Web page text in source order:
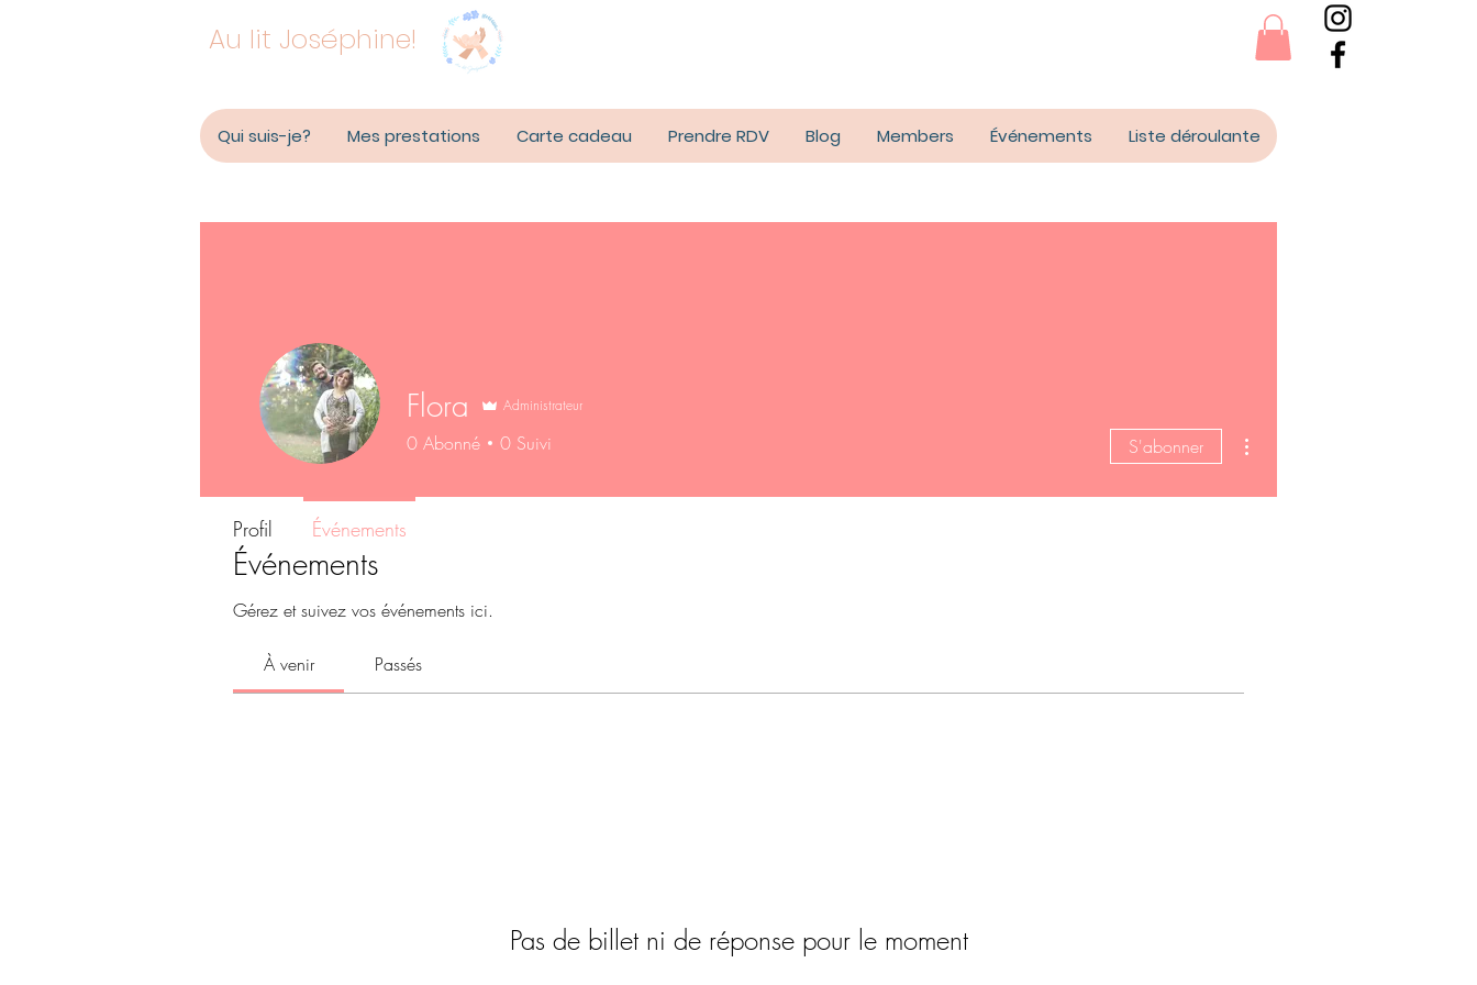
Au lit Joséphine!
Qui suis-je? Mes prestations Carte cadeau Prendre RDV Blog Members Événements Liste déroulante
Événements
Gérez et suivez vos événements ici.
À venir Passés
Pas de billet ni de réponse pour le moment
Flora Administrateur
0 Abonné 0 Suivi S'abonner
Profil Événements